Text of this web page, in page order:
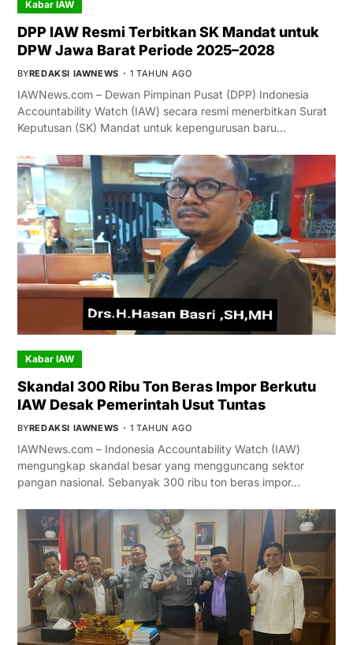
Kabar IAW
DPP IAW Resmi Terbitkan SK Mandat untuk
DPW Jawa Barat Periode 2025–2028
BYREDAKSI IAWNEWS 1 TAHUN AGO
IAWNews.com – Dewan Pimpinan Pusat (DPP) Indonesia
Accountability Watch (IAW) secara resmi menerbitkan Surat
Keputusan (SK) Mandat untuk kepengurusan baru…
Kabar IAW
Skandal 300 Ribu Ton Beras Impor Berkutu
IAW Desak Pemerintah Usut Tuntas
BYREDAKSI IAWNEWS 1 TAHUN AGO
IAWNews.com – Indonesia Accountability Watch (IAW)
mengungkap skandal besar yang mengguncang sektor
pangan nasional. Sebanyak 300 ribu ton beras impor…